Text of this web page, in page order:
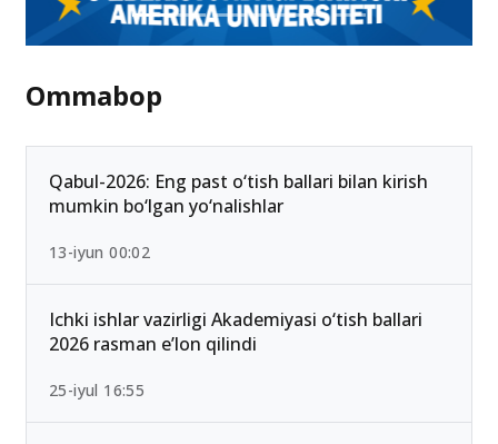
Ommabop
Qabul-2026: Eng past o‘tish ballari bilan kirish
mumkin bo‘lgan yo‘nalishlar
13-iyun 00:02
Ichki ishlar vazirligi Akademiyasi o‘tish ballari
2026 rasman e’lon qilindi
25-iyul 16:55